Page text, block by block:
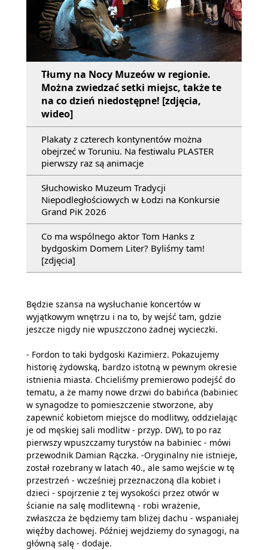
Tłumy na Nocy Muzeów w regionie.
Można zwiedzać setki miejsc, także te
na co dzień niedostępne! [zdjęcia,
wideo]
Plakaty z czterech kontynentów można
obejrzeć w Toruniu. Na festiwalu PLASTER
pierwszy raz są animacje
Słuchowisko Muzeum Tradycji
Niepodległościowych w Łodzi na Konkursie
Grand PiK 2026
Co ma wspólnego aktor Tom Hanks z
bydgoskim Domem Liter? Byliśmy tam!
[zdjęcia]
Będzie szansa na wysłuchanie koncertów w
wyjątkowym wnętrzu i na to, by wejść tam, gdzie
jeszcze nigdy nie wpuszczono żadnej wycieczki.
- Fordon to taki bydgoski Kazimierz. Pokazujemy
historię żydowską, bardzo istotną w pewnym okresie
istnienia miasta. Chcieliśmy premierowo podejść do
tematu, a że mamy nowe drzwi do babińca (babiniec
w synagodze to pomieszczenie stworzone, aby
zapewnić kobietom miejsce do modlitwy, oddzielając
je od męskiej sali modlitw - przyp. DW), to po raz
pierwszy wpuszczamy turystów na babiniec - mówi
przewodnik Damian Rączka. -Oryginalny nie istnieje,
został rozebrany w latach 40., ale samo wejście w tę
przestrzeń - wcześniej przeznaczoną dla kobiet i
dzieci - spojrzenie z tej wysokości przez otwór w
ścianie na salę modlitewną - robi wrażenie,
zwłaszcza że będziemy tam bliżej dachu - wspaniałej
więźby dachowej. Później wejdziemy do synagogi, na
główną salę - dodaje.